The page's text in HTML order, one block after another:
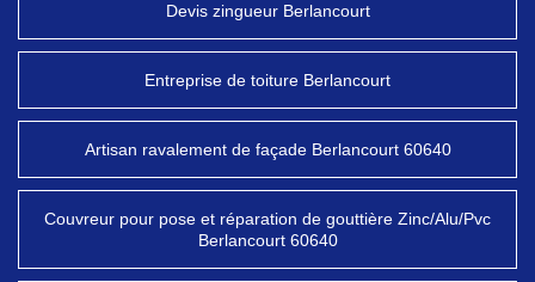
Devis zingueur Berlancourt
Entreprise de toiture Berlancourt
Artisan ravalement de façade Berlancourt 60640
Couvreur pour pose et réparation de gouttière Zinc/Alu/Pvc
Berlancourt 60640